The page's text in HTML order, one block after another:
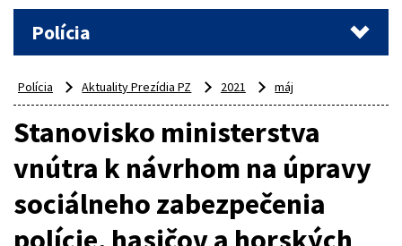
Polícia
Polícia Aktuality Prezídia PZ 2021 máj
Stanovisko ministerstva
vnútra k návrhom na úpravy
sociálneho zabezpečenia